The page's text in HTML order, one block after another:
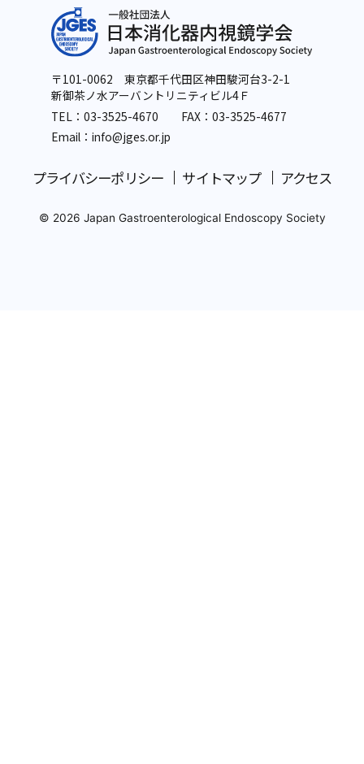
〒101-0062 東京都千代田区神田駿河台3-2-1
新御茶ノ水アーバントリニティビル4Ｆ
TEL：03-3525-4670 FAX：03-3525-4677
Email：info@jges.or.jp
プライバシーポリシー サイトマップ アクセス
© 2026 Japan Gastroenterological Endoscopy Society